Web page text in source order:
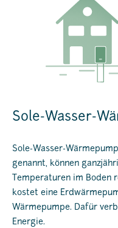
Sole-Wasser-
Sole-Wasser-
genannt, können
Temperaturen im Boden
kostet eine
Wärmepumpe. Dafür
Energie.